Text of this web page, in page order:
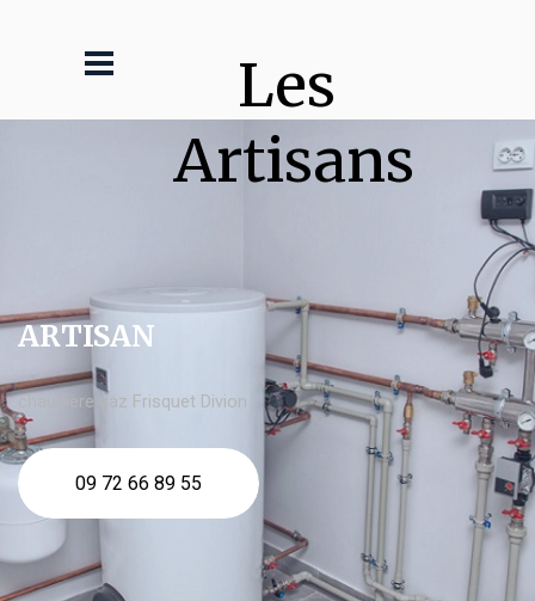
Les
Artisans
ARTISAN
chaudière gaz Frisquet Divion
09 72 66 89 55